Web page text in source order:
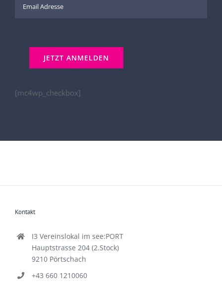
[mc4wp_checkbox]
Kontakt
I3 Vereinslokal im see:PORT
Hauptstrasse 204 (2.Stock)
9210 Pörtschach
+43 660 1210060